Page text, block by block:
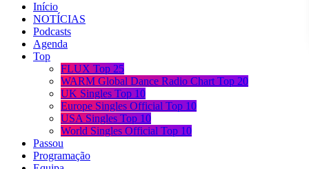
Início
NOTÍCIAS
Podcasts
Agenda
Top
FLUX Top 25
WARM Global Dance Radio Chart Top 20
UK Singles Top 10
Europe Singles Official Top 10
USA Singles Top 10
World Singles Official Top 10
Passou
Programação